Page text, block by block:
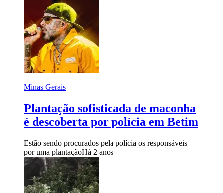
Minas Gerais
Plantação sofisticada de maconha
é descoberta por polícia em Betim
Estão sendo procurados pela polícia os responsáveis
por uma plantaçãoHá 2 anos